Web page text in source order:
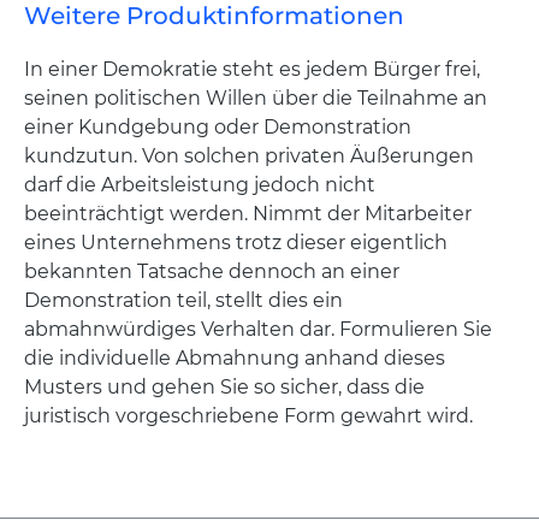
Weitere Produktinformationen
In einer Demokratie steht es jedem Bürger frei,
seinen politischen Willen über die Teilnahme an
einer Kundgebung oder Demonstration
kundzutun. Von solchen privaten Äußerungen
darf die Arbeitsleistung jedoch nicht
beeinträchtigt werden. Nimmt der Mitarbeiter
eines Unternehmens trotz dieser eigentlich
bekannten Tatsache dennoch an einer
Demonstration teil, stellt dies ein
abmahnwürdiges Verhalten dar. Formulieren Sie
die individuelle Abmahnung anhand dieses
Musters und gehen Sie so sicher, dass die
juristisch vorgeschriebene Form gewahrt wird.